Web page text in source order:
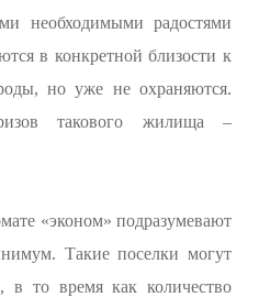
необходимыми радостями
в конкретной близости к
но уже не охраняются.
такового жилища –
«эконом» подразумевают
Такие поселки могут
в то время как количество